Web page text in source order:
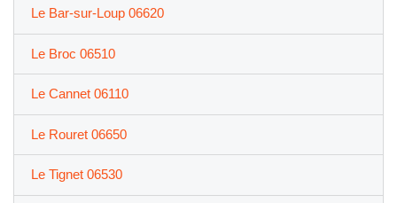
Le Bar-sur-Loup 06620
Le Broc 06510
Le Cannet 06110
Le Rouret 06650
Le Tignet 06530